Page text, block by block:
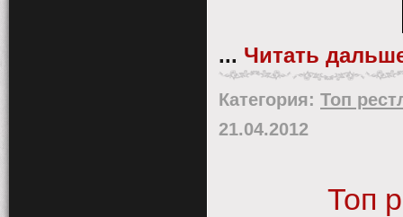
... Читать
Категория: Топ
21.04.2012
Топ